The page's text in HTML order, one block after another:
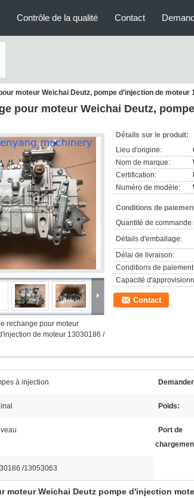
Contrôle de la qualité Contact
moteur Weichai Deutz, pompe d'injection de moteur
pour moteur Weichai Deutz,
rechange pour moteur
de moteur 13030186 /
Détails sur le produit:
Lieu d'origine:
Nom de marque:
Certification:
Numéro de modèle:
Conditions de
Quantité de commande
Détails d'emballage:
Délai de livraison:
Conditions de
Capacité
Contact
à injection
Poids:
Port de
/13053063
moteur Weichai Deutz pompe d'injection